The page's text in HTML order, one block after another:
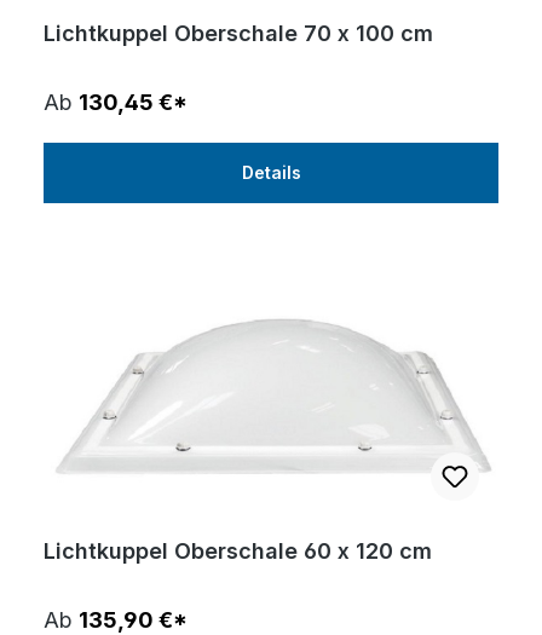
Lichtkuppel Oberschale 70 x 100 cm
Ab 130,45 €*
Details
Lichtkuppel Oberschale 60 x 120 cm
Ab 135,90 €*